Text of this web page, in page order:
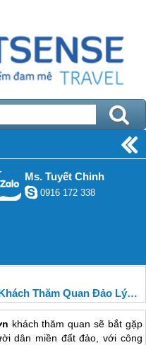
Ms. Tuyết Chinh
0916 172 338
Thăm Quan Đảo Lý Sơn
khách thăm quan sẽ bắt gặp
dân miền đất đảo, với công